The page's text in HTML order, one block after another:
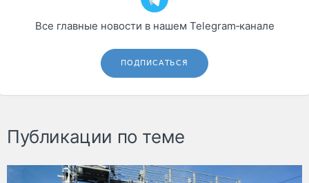
Все главные новости в нашем Telegram‑канале
ПОДПИСАТЬСЯ
Публикации по теме